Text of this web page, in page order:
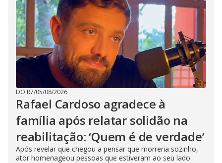
DO R7/05/08/2026
Rafael Cardoso agradece à
família após relatar solidão na
reabilitação: ‘Quem é de verdade’
Após revelar que chegou a pensar que morreria sozinho,
ator homenageou pessoas que estiveram ao seu lado